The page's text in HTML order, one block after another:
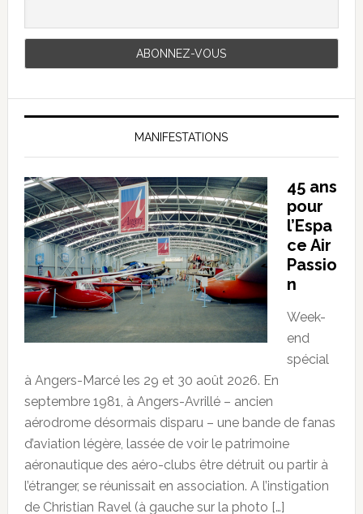
MANIFESTATIONS
45 ans
pour
l’Espa
ce Air
Passio
n
Week-
end
spécial
à Angers-Marcé les 29 et 30 août 2026. En
septembre 1981, à Angers-Avrillé – ancien
aérodrome désormais disparu – une bande de fanas
d’aviation légère, lassée de voir le patrimoine
aéronautique des aéro-clubs être détruit ou partir à
l’étranger, se réunissait en association. A l’instigation
de Christian Ravel (à gauche sur la photo […]